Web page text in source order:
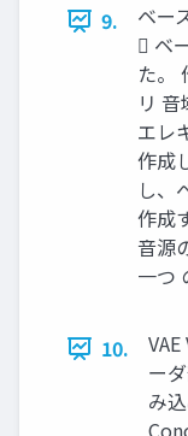
9.
ベー
 ベ
た。
リ
エレ
作成
し、
作成
音源
一つ
10.
ー
み